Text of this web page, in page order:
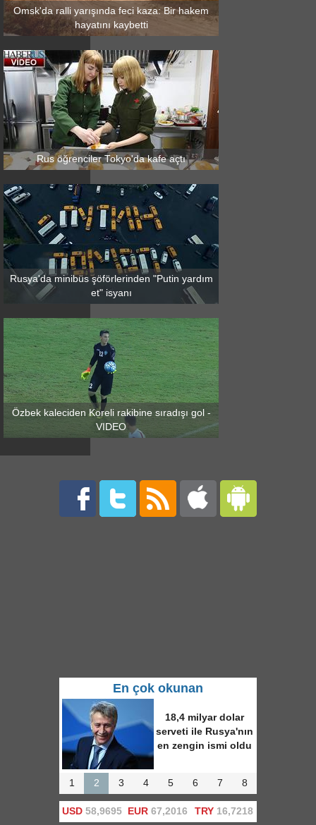
Omsk'da ralli yarışında feci kaza: Bir hakem
hayatını kaybetti
Rus öğrenciler Tokyo'da kafe açtı
Rusya'da minibüs şöförlerinden "Putin yardım
et" isyanı
Özbek kaleciden Koreli rakibine sıradışı gol -
VIDEO
En çok okunan
18,4 milyar dolar
serveti ile Rusya'nın
en zengin ismi oldu
1 2 3 4 5 6 7 8
USD 58,9695 EUR 67,2016 TRY16,7218